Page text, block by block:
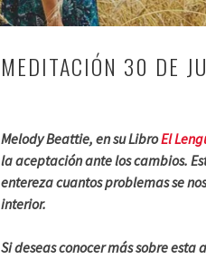
MEDITACIÓN 30 DE
Melody Beattie, en su LibroEl
la aceptación ante los cambios.
entereza cuantos problemas se
interior.
Si deseas conocer más sobre